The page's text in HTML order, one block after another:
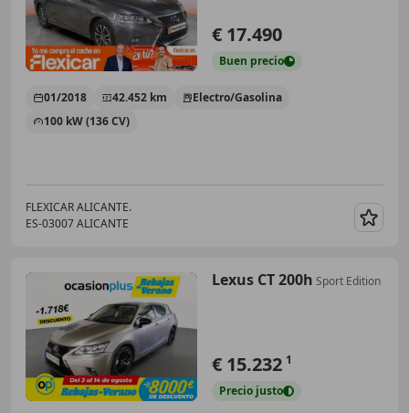
€ 17.490
Buen precio
01/2018 42.452 km
Electro/Gasolina
100 kW (136 CV)
FLEXICAR ALICANTE.
ES-03007 ALICANTE
Lexus CT 200h Sport Edition
€ 15.232 1
Precio justo